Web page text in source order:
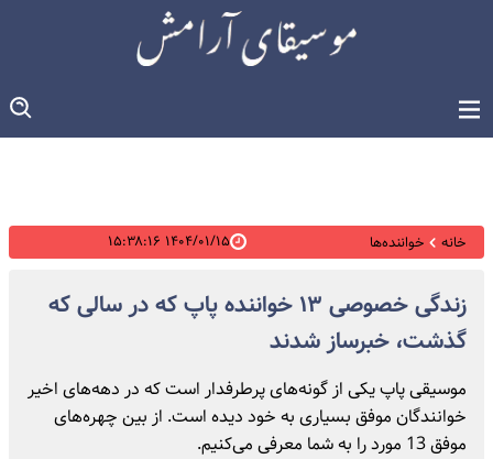
خانه خواننده‌ها ۱۴۰۴/۰۱/۱۵ ۱۵:۳۸:۱۶
زندگی خصوصی ۱۳ خواننده پاپ که در سالی که
گذشت، خبرساز شدند
موسیقی پاپ یکی از گونه‌های پرطرفدار است که در دهه‌های اخیر
خوانندگان موفق بسیاری به خود دیده است. از بین چهره‌های
موفق 13 مورد را به شما معرفی می‌کنیم.